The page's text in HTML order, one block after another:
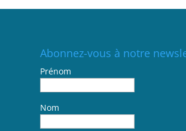
Abonnez-vous à notre
Prénom
Nom